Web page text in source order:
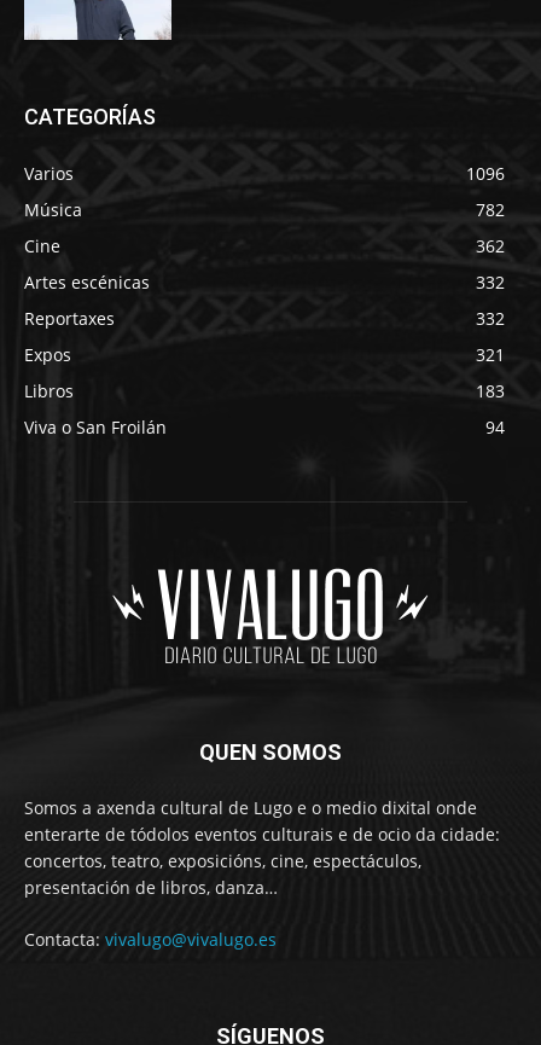
CATEGORÍAS
Varios
1096
Música
782
Cine
362
Artes escénicas
332
Reportaxes
332
Expos
321
Libros
183
Viva o San Froilán
94
QUEN SOMOS
Somos a axenda cultural de Lugo e o medio dixital onde
enterarte de tódolos eventos culturais e de ocio da cidade:
concertos, teatro, exposicións, cine, espectáculos,
presentación de libros, danza…
Contacta: vivalugo@vivalugo.es
SÍGUENOS